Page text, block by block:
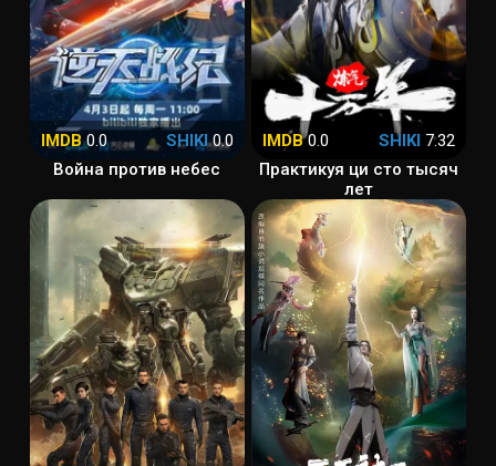
IMDB0.0 SHIKI0.0
Война против небес
IMDB0.0 SHIKI 7.32
Практикуя ци сто тысяч
лет